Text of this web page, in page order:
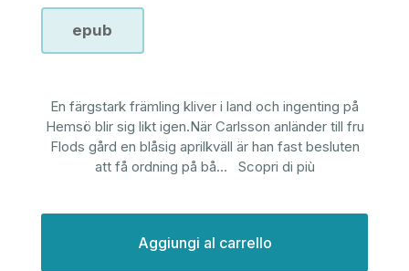
epub
En färgstark främling kliver i land och ingenting på
Hemsö blir sig likt igen.När Carlsson anländer till fru
Flods gård en blåsig aprilkväll är han fast besluten
att få ordning på bå... Scopri di più